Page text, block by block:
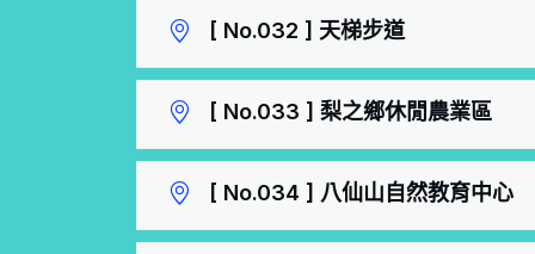
[ No.032 ] 天梯步道
[ No.033 ] 梨之鄉休閒農業區
[ No.034 ] 八仙山自然教育中心